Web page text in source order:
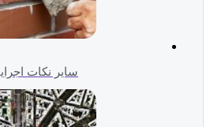
سایر نکات اجرایی